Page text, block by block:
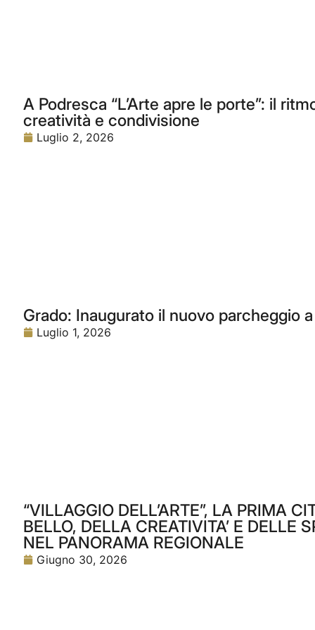
A Podresca “L’Arte apre le porte”: il
creatività e condivisione
Luglio 2, 2026
Grado: Inaugurato il nuovo parcheggio
Luglio 1, 2026
“VILLAGGIO DELL’ARTE”, LA PRIMA
BELLO, DELLA CREATIVITA’ E DELLE
NEL PANORAMA REGIONALE
Giugno 30, 2026